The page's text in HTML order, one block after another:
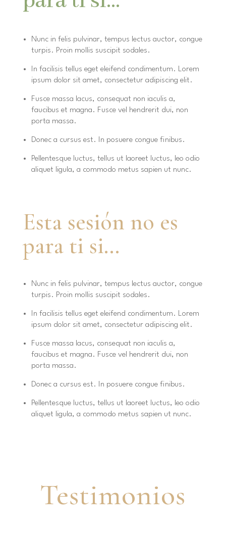
Nunc in felis pulvinar, tempus lectus auctor, congue
turpis. Proin mollis suscipit sodales.
In facilisis tellus eget eleifend condimentum. Lorem
ipsum dolor sit amet, consectetur adipiscing elit.
Fusce massa lacus, consequat non iaculis a,
faucibus et magna. Fusce vel hendrerit dui, non
porta massa.
Donec a cursus est. In posuere congue finibus.
Pellentesque luctus, tellus ut laoreet luctus, leo odio
aliquet ligula, a commodo metus sapien ut nunc.
Esta sesión no es
para ti si…
Nunc in felis pulvinar, tempus lectus auctor, congue
turpis. Proin mollis suscipit sodales.
In facilisis tellus eget eleifend condimentum. Lorem
ipsum dolor sit amet, consectetur adipiscing elit.
Fusce massa lacus, consequat non iaculis a,
faucibus et magna. Fusce vel hendrerit dui, non
porta massa.
Donec a cursus est. In posuere congue finibus.
Pellentesque luctus, tellus ut laoreet luctus, leo odio
aliquet ligula, a commodo metus sapien ut nunc.
Testimonios